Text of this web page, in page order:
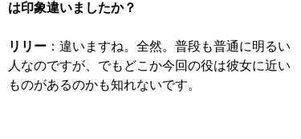
は印象違いましたか？
リリー ：違いますね。全然。普段も普通に明るい
人なのですが、でもどこか今回の役は彼女に近い
ものがあるのかも知れないです。